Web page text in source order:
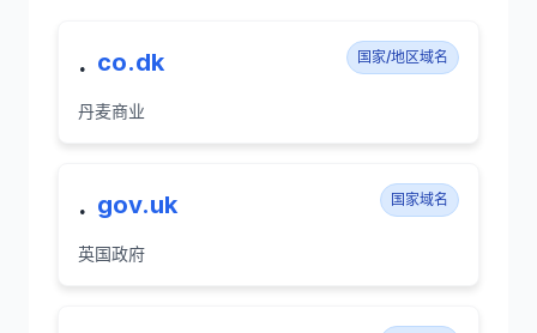
. co.dk 国家/地区域名
丹麦商业
. gov.uk 国家域名
英国政府